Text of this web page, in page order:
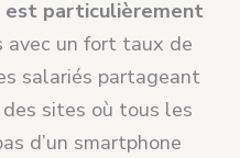
particulièrement
avec un fort taux de
salariés partageant
sites où tous les
d’un smartphone